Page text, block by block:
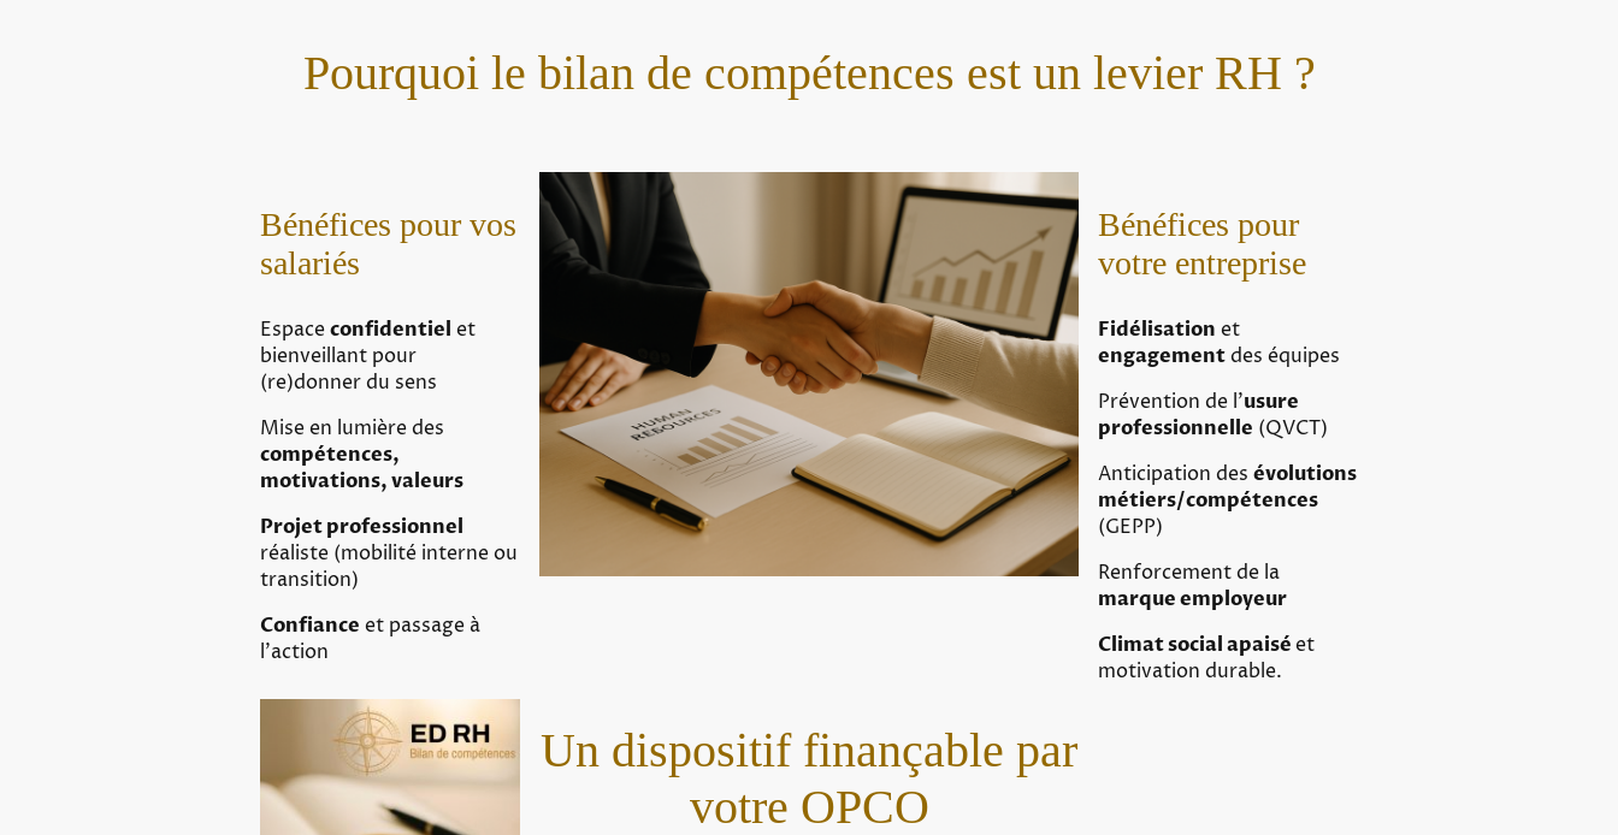
Pourquoi le bilan de compétences est un levier RH ?
Bénéfices pour vos
salariés
Espaceconfidentiel et
bienveillant pour
(re)donner du sens
Mise en lumière des
compétences,
motivations, valeurs
Projet professionnel
réaliste (mobilité interne ou
transition)
Confiance et passage à
l’action
Un dispositif finançable par
votre OPCO
Bénéfices pour
votre entreprise
Fidélisation et
engagementdes équipes
Prévention de l’usure
professionnelle (QVCT)
Anticipation des évolutions
métiers/compétences
(GEPP)
Renforcement de la
marque employeur
Climat social apaiséet
motivation durable.